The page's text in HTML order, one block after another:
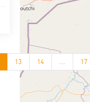
13 14 17